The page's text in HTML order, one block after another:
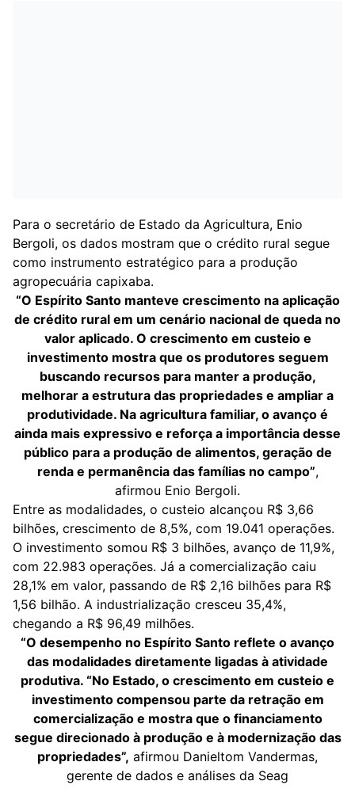
Para o secretário de Estado da Agricultura, Enio
Bergoli, os dados mostram que o crédito rural segue
como instrumento estratégico para a produção
agropecuária capixaba.
“O Espírito Santo manteve crescimento na aplicação
de crédito rural em um cenário nacional de queda no
valor aplicado. O crescimento em custeio e
investimento mostra que os produtores seguem
buscando recursos para manter a produção,
melhorar a estrutura das propriedades e ampliar a
produtividade. Na agricultura familiar, o avanço é
ainda mais expressivo e reforça a importância desse
público para a produção de alimentos, geração de
renda e permanência das famílias no campo”,
afirmou Enio Bergoli.
Entre as modalidades, o custeio alcançou R$ 3,66
bilhões, crescimento de 8,5%, com 19.041 operações.
O investimento somou R$ 3 bilhões, avanço de 11,9%,
com 22.983 operações. Já a comercialização caiu
28,1% em valor, passando de R$ 2,16 bilhões para R$
1,56 bilhão. A industrialização cresceu 35,4%,
chegando a R$ 96,49 milhões.
“O desempenho no Espírito Santo reflete o avanço
das modalidades diretamente ligadas à atividade
produtiva. “No Estado, o crescimento em custeio e
investimento compensou parte da retração em
comercialização e mostra que o financiamento
segue direcionado à produção e à modernização das
propriedades”, afirmou Danieltom Vandermas,
gerente de dados e análises da Seag